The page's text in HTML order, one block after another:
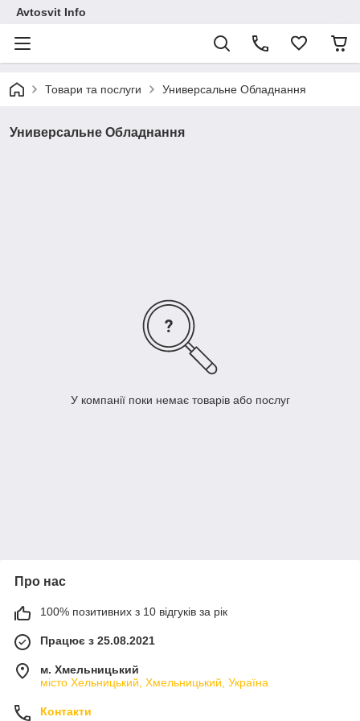
Avtosvit Info
Товари та послуги Универсальне Обладнання
Универсальне Обладнання
У компанії поки немає товарів або послуг
Про нас
100% позитивних з 10 відгуків за рік
Працює з 25.08.2021
м. Хмельницький
місто Хельницький, Хмельницький, Україна
Контакти